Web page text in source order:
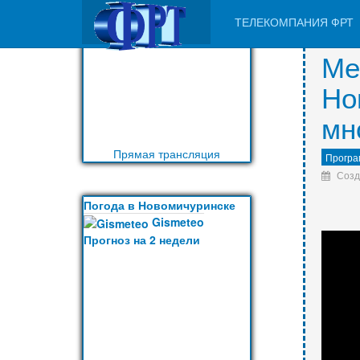
ТЕЛЕКОМПАНИЯ ФРТ
VK9562
Прямая трансляция
Погода в Новомичуринске
Gismeteo
Прогноз на 2 недели